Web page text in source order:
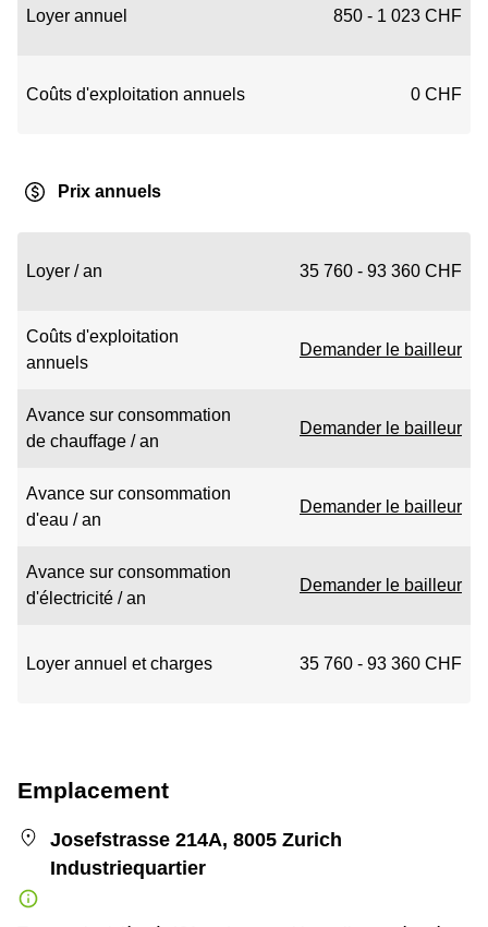
Loyer annuel 850 - 1 023 CHF
Coûts d'exploitation annuels 0 CHF
Prix annuels
Loyer / an 35 760 - 93 360 CHF
Coûts d'exploitation
annuels
Demander le bailleur
Avance sur consommation
de chauffage / an
Demander le bailleur
Avance sur consommation
d'eau / an
Demander le bailleur
Avance sur consommation
d'électricité / an
Demander le bailleur
Loyer annuel et charges 35 760 - 93 360 CHF
Emplacement
Josefstrasse 214A, 8005 Zurich
Industriequartier